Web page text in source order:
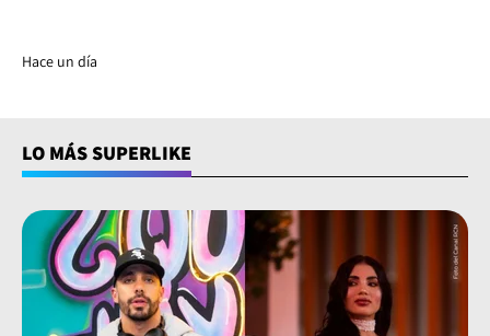
Hace un día
LO MÁS SUPERLIKE